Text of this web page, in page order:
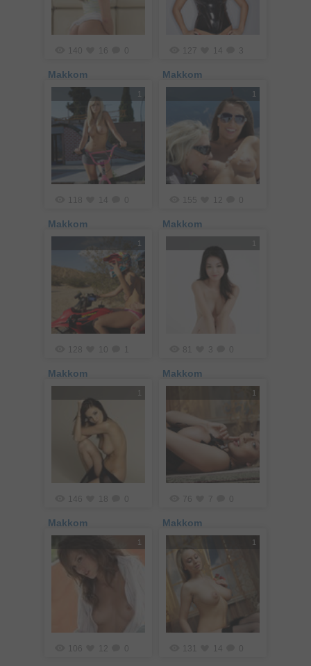
16
Makkom
127 3
Makkom
1
Makkom
1
155 12
Makkom
1
128
Makkom
3
Makkom
1
146
Makkom
1
76 7
Makkom
1
106 12
1
131